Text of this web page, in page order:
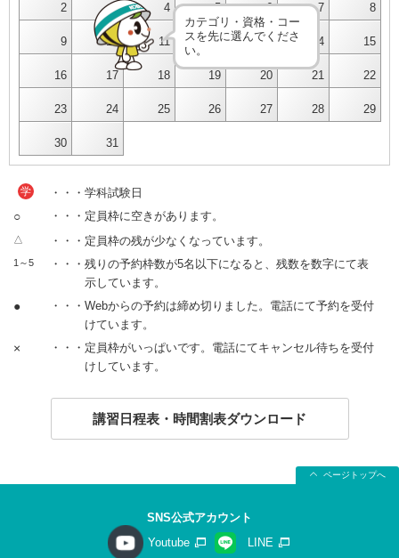
2 3 4 5 6 7 8
9 10 11 12 13 14 15
16 17 18 19 20 21 22
23 24 25 26 27 28 29
30 31
カテゴリ・資格・コー
スを先に選んでくださ
い。
学 ・・・学科試験日
○ ・・・定員枠に空きがあります。
△ ・・・定員枠の残が少なくなっています。
1～5
・・・残りの予約枠数が5名以下になると、残数を数字にて表
示しています。
●
・・・Webからの予約は締め切りました。電話にて予約を受付
けています。
×
・・・定員枠がいっぱいです。電話にてキャンセル待ちを受付
けしています。
講習日程表・時間割表ダウンロード
ページトップへ
SNS公式アカウント
Youtube
LINE